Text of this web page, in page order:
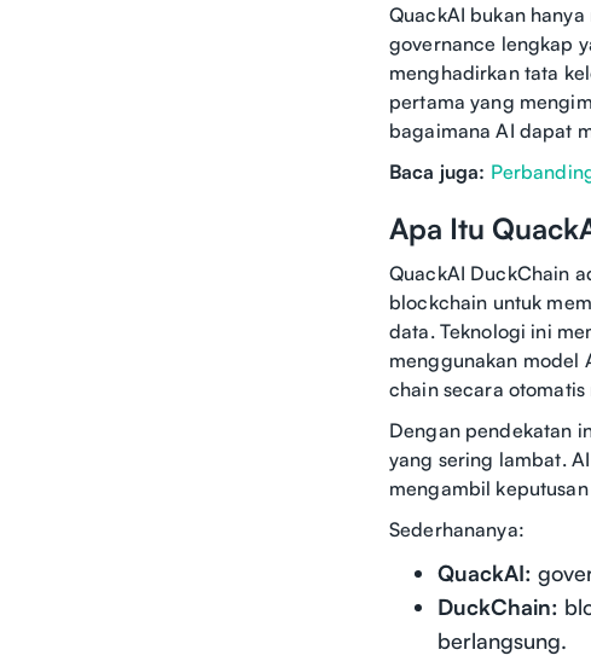
QuackAI bukan
governance lengkap
menghadirkan tata
pertama yang
bagaimana AI dapat
Baca juga:
Apa Itu
QuackAI DuckChain
blockchain untuk
data. Teknologi ini
menggunakan model
chain secara
Dengan pendekatan
yang sering lambat.
mengambil
Sederhananya:
QuackAI:
DuckChain:
berlangsung.